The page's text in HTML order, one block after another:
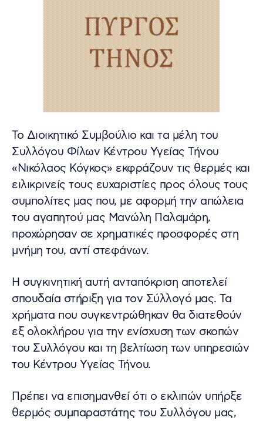
Το Διοικητικό Συμβούλιο και τα μέλη του
Συλλόγου Φίλων Κέντρου Υγείας Τήνου
«Νικόλαος Κόγκος» εκφράζουν τις θερμές και
ειλικρινείς τους ευχαριστίες προς όλους τους
συμπολίτες μας που, με αφορμή την απώλεια
του αγαπητού μας Μανώλη Παλαμάρη,
προχώρησαν σε χρηματικές προσφορές στη
μνήμη του, αντί στεφάνων.
Η συγκινητική αυτή ανταπόκριση αποτελεί
σπουδαία στήριξη για τον Σύλλογό μας. Τα
χρήματα που συγκεντρώθηκαν θα διατεθούν
εξ ολοκλήρου για την ενίσχυση των σκοπών
του Συλλόγου και τη βελτίωση των υπηρεσιών
του Κέντρου Υγείας Τήνου.
Πρέπει να επισημανθεί ότι ο εκλιπών υπήρξε
θερμός συμπαραστάτης του Συλλόγου μας,